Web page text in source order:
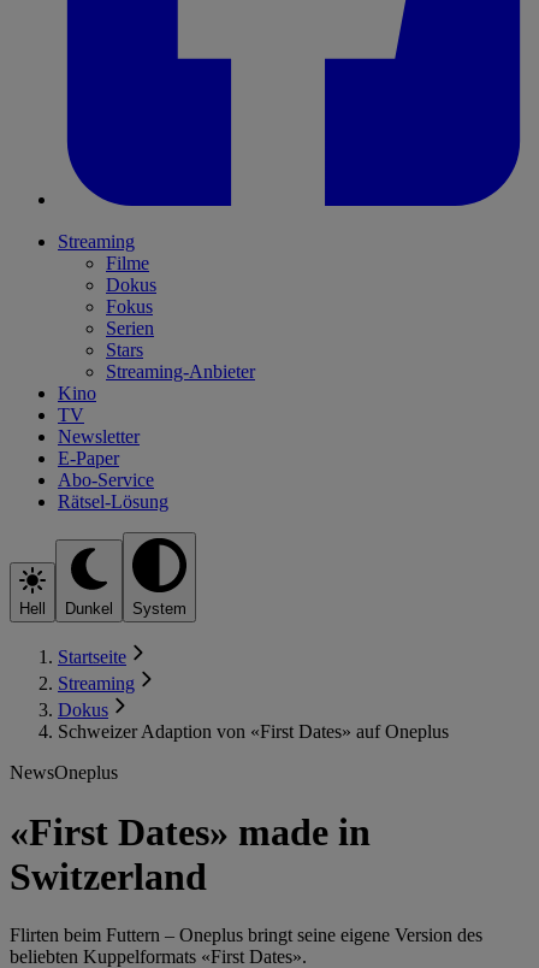
Streaming
Filme
Dokus
Fokus
Serien
Stars
Streaming-Anbieter
Kino
TV
Newsletter
E-Paper
Abo-Service
Rätsel-Lösung
Hell Dunkel System
Startseite
Streaming
Dokus
Schweizer Adaption von «First Dates» auf Oneplus
NewsOneplus
«First Dates» made in
Switzerland
Flirten beim Futtern – Oneplus bringt seine eigene Version des
beliebten Kuppelformats «First Dates».